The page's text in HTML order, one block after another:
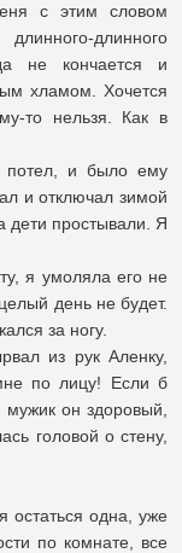
с этим словом
длинного
не кончается и
хламом. Хочется
то нельзя. Как в
потел, и было ему
и отключал зимой
дети простывали. Я
я умоляла его не
день не будет.
за ногу.
из рук Аленку,
по лицу! Если б
он здоровый,
головой о стену,
остаться одна, уже
по комнате, все